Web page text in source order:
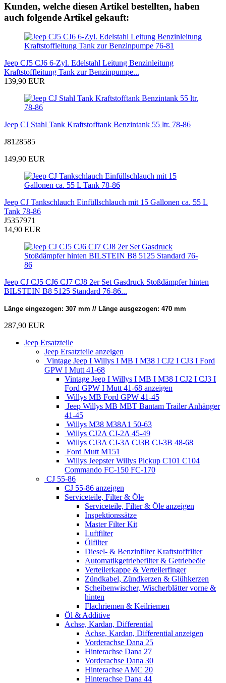
Kunden, welche diesen Artikel bestellten, haben
auch folgende Artikel gekauft:
Jeep CJ5 CJ6 6-Zyl. Edelstahl Leitung Benzinleitung
Kraftstoffleitung Tank zur Benzinpumpe...
139,90 EUR
Jeep CJ Stahl Tank Kraftstofftank Benzintank 55 ltr. 78-86
J8128585
149,90 EUR
Jeep CJ Tankschlauch Einfüllschlauch mit 15 Gallonen ca. 55 L
Tank 78-86
J5357971
14,90 EUR
Jeep CJ CJ5 CJ6 CJ7 CJ8 2er Set Gasdruck Stoßdämpfer hinten
BILSTEIN B8 5125 Standard 76-86...
Länge eingezogen: 307 mm // Länge ausgezogen: 470 mm
287,90 EUR
Jeep Ersatzteile
Jeep Ersatzteile anzeigen
Vintage Jeep I Willys I MB I M38 I CJ2 I CJ3 I Ford
GPW I Mutt 41-68
Vintage Jeep I Willys I MB I M38 I CJ2 I CJ3 I
Ford GPW I Mutt 41-68 anzeigen
Willys MB Ford GPW 41-45
Jeep Willys MB MBT Bantam Trailer Anhänger
41-45
Willys M38 M38A1 50-63
Willys CJ2A CJ-2A 45-49
Willys CJ3A CJ-3A CJ3B CJ-3B 48-68
Ford Mutt M151
Willys Jeepster Willys Pickup C101 C104
Commando FC-150 FC-170
CJ 55-86
CJ 55-86 anzeigen
Serviceteile, Filter & Öle
Serviceteile, Filter & Öle anzeigen
Inspektionssätze
Master Filter Kit
Luftfilter
Ölfilter
Diesel- & Benzinfilter Kraftstofffilter
Automatikgetriebefilter & Getriebeöle
Verteilerkappe & Verteilerfinger
Zündkabel, Zündkerzen & Glühkerzen
Scheibenwischer, Wischerblätter vorne &
hinten
Flachriemen & Keilriemen
Öl & Additive
Achse, Kardan, Differential
Achse, Kardan, Differential anzeigen
Vorderachse Dana 25
Hinterachse Dana 27
Vorderachse Dana 30
Hinterachse AMC 20
Hinterachse Dana 44